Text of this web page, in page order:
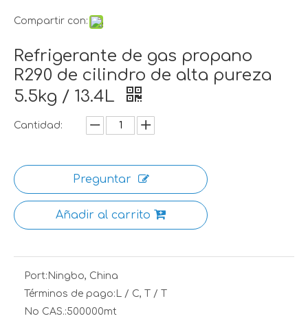
Compartir con:
Refrigerante de gas propano
R290 de cilindro de alta pureza
5.5kg / 13.4L
Cantidad:
Preguntar
Añadir al carrito
Port: Ningbo, China
Términos de pago: L / C, T / T
No CAS.:500000mt